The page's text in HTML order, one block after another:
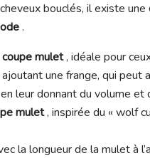
bouclés, il existe une
.
coupe mulet, idéale pour
une frange, qui peut
leur donnant du volume
mulet, inspirée du « wolf
la longueur de la mulet à